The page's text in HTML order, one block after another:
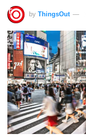
by ThingsOut